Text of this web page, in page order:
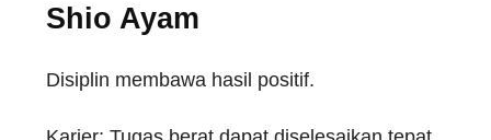
Shio Ayam
Disiplin membawa hasil positif.